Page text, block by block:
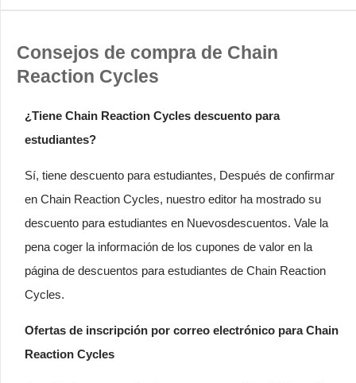
Consejos de compra de Chain
Reaction Cycles
¿Tiene Chain Reaction Cycles descuento para
estudiantes?
Sí, tiene descuento para estudiantes, Después de confirmar
en Chain Reaction Cycles, nuestro editor ha mostrado su
descuento para estudiantes en Nuevosdescuentos. Vale la
pena coger la información de los cupones de valor en la
página de descuentos para estudiantes de Chain Reaction
Cycles.
Ofertas de inscripción por correo electrónico para Chain
Reaction Cycles